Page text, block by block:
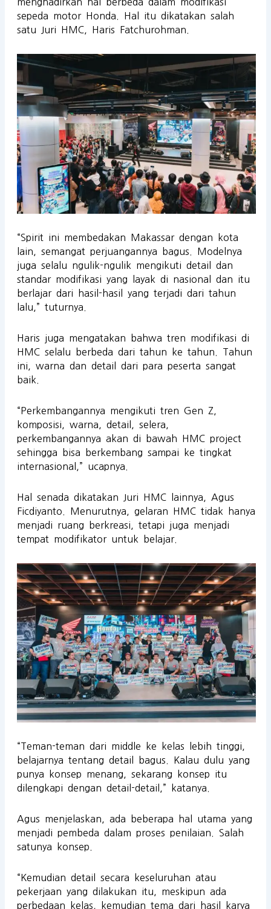
menghadirkan hal berbeda dalam modifikasi
sepeda motor Honda. Hal itu dikatakan salah
satu Juri HMC, Haris Fatchurohman.
“Spirit ini membedakan Makassar dengan kota
lain, semangat perjuangannya bagus. Modelnya
juga selalu ngulik-ngulik mengikuti detail dan
standar modifikasi yang layak di nasional dan itu
berlajar dari hasil-hasil yang terjadi dari tahun
lalu,” tuturnya.
Haris juga mengatakan bahwa tren modifikasi di
HMC selalu berbeda dari tahun ke tahun. Tahun
ini, warna dan detail dari para peserta sangat
baik.
“Perkembangannya mengikuti tren Gen Z,
komposisi, warna, detail, selera,
perkembangannya akan di bawah HMC project
sehingga bisa berkembang sampai ke tingkat
internasional,” ucapnya.
Hal senada dikatakan Juri HMC lainnya, Agus
Ficdiyanto. Menurutnya, gelaran HMC tidak hanya
menjadi ruang berkreasi, tetapi juga menjadi
tempat modifikator untuk belajar.
“Teman-teman dari middle ke kelas lebih tinggi,
belajarnya tentang detail bagus. Kalau dulu yang
punya konsep menang, sekarang konsep itu
dilengkapi dengan detail-detail,” katanya.
Agus menjelaskan, ada beberapa hal utama yang
menjadi pembeda dalam proses penilaian. Salah
satunya konsep.
“Kemudian detail secara keseluruhan atau
pekerjaan yang dilakukan itu, meskipun ada
perbedaan kelas, kemudian tema dari hasil karya